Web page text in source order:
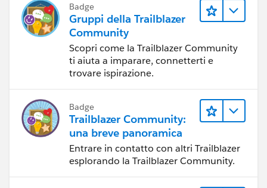
Badge
Gruppi della Trailblazer
Community
Scopri come la Trailblazer Community
ti aiuta a imparare, connetterti e
trovare ispirazione.
Badge
Trailblazer Community:
una breve panoramica
Entrare in contatto con altri Trailblazer
esplorando la Trailblazer Community.